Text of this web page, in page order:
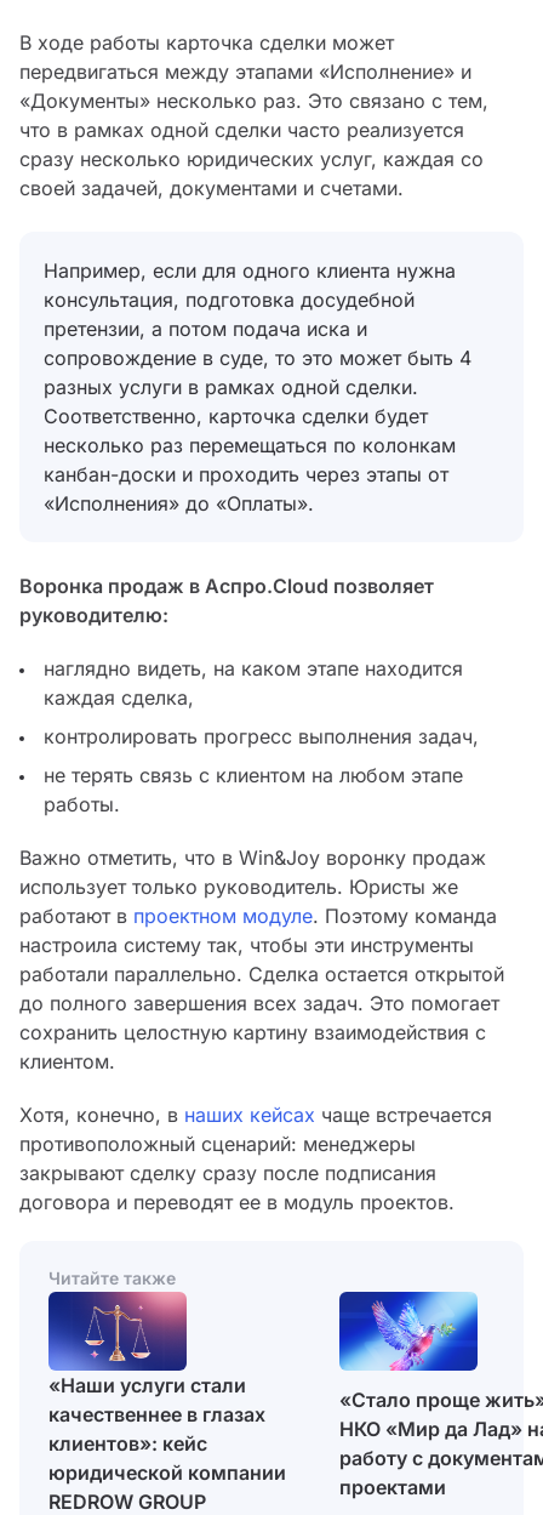
В ходе работы карточка сделки может
передвигаться между этапами «Исполнение» и
«Документы» несколько раз. Это связано с тем,
что в рамках одной сделки часто реализуется
сразу несколько юридических услуг, каждая со
своей задачей, документами и счетами.
Например, если для одного клиента нужна
консультация, подготовка досудебной
претензии, а потом подача иска и
сопровождение в суде, то это может быть 4
разных услуги в рамках одной сделки.
Соответственно, карточка сделки будет
несколько раз перемещаться по колонкам
канбан-доски и проходить через этапы от
«Исполнения» до «Оплаты».
Воронка продаж в Аспро.Cloud позволяет
руководителю:
наглядно видеть, на каком этапе находится
каждая сделка,
контролировать прогресс выполнения задач,
не терять связь с клиентом на любом этапе
работы.
Важно отметить, что в Win&Joy воронку продаж
использует только руководитель. Юристы же
работают в проектном модуле. Поэтому команда
настроила систему так, чтобы эти инструменты
работали параллельно. Сделка остается открытой
до полного завершения всех задач. Это помогает
сохранить целостную картину взаимодействия с
клиентом.
Хотя, конечно, в наших кейсах чаще встречается
противоположный сценарий: менеджеры
закрывают сделку сразу после подписания
договора и переводят ее в модуль проектов.
Читайте также
«Наши услуги стали
качественнее в глазах
клиентов»: кейс
юридической компании
REDROW GROUP
«Стало проще
НКО «Мир да Лад»
работу с
проектами